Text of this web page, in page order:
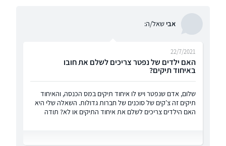
אבישאל/ה:
האם ילדים של נפטר צריכים לשלם את חובו
באיחוד תיקים?
22/7/2021
שלום, אדם שנפטר ויש לו איחוד תיקים במס הכנסה, והאיחוד
תיקים זה צ'קים של סוכנים של חברות גדולות. השאלה שלי היא
האם הילדים צריכים לשלם את איחוד התיקים או לא? תודה